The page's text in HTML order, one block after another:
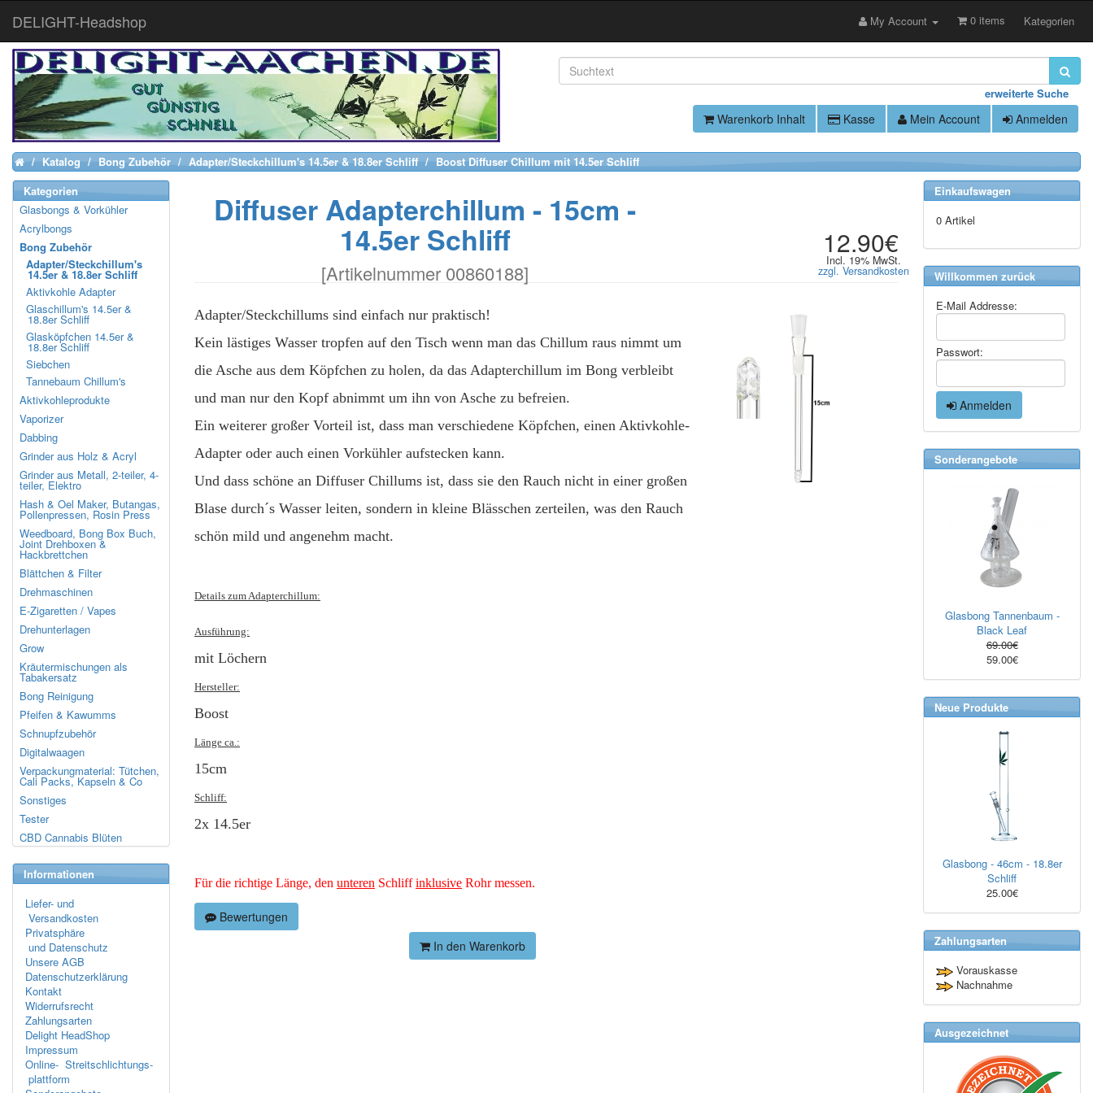
erweiterte Suche
Warenkorb Inhalt Kasse Mein Account Anmelden
HomeKatalog Bong Zubehör Adapter/Steckchillum's 14.5er & 18.8er Schliff Boost Diffuser Chillum mit 14.5er Schliff
Diffuser Adapterchillum - 15cm -
14.5er Schliff
[Artikelnummer 00860188]
12.90€
Incl. 19% MwSt.
zzgl. Versandkosten
Adapter/Steckchillums sind einfach nur praktisch!
Kein lästiges Wasser tropfen auf den Tisch wenn man das Chillum raus nimmt um
die Asche aus dem Köpfchen zu holen, da das Adapterchillum im Bong verbleibt
und man nur den Kopf abnimmt um ihn von Asche zu befreien.
Ein weiterer großer Vorteil ist, dass man verschiedene Köpfchen, einen Aktivkohle-
Adapter oder auch einen Vorkühler aufstecken kann.
Und dass schöne an Diffuser Chillums ist, dass sie den Rauch nicht in einer großen
Blase durch´s Wasser leiten, sondern in kleine Blässchen zerteilen, was den Rauch
schön mild und angenehm macht.
Details zum Adapterchillum:
Ausführung:
mit Löchern
Hersteller:
Boost
Länge ca.:
15cm
Schliff:
2x 14.5er
Für die richtige Länge, den unteren Schliffinklusive Rohr messen.
Bewertungen
In den Warenkorb
Kategorien
Glasbongs & Vorkühler
Acrylbongs
Bong Zubehör
Adapter/Steckchillum's
14.5er & 18.8er Schliff
Aktivkohle Adapter
Glaschillum's 14.5er &
18.8er Schliff
Glasköpfchen 14.5er &
18.8er Schliff
Siebchen
Tannebaum Chillum's
Aktivkohleprodukte
Vaporizer
Dabbing
Grinder aus Holz & Acryl
Grinder aus Metall, 2-teiler, 4-
teiler, Elektro
Hash & Oel Maker, Butangas,
Pollenpressen, Rosin Press
Weedboard, Bong Box Buch,
Joint Drehboxen &
Hackbrettchen
Blättchen & Filter
Drehmaschinen
E-Zigaretten / Vapes
Drehunterlagen
Grow
Kräutermischungen als
Tabakersatz
Bong Reinigung
Pfeifen & Kawumms
Schnupfzubehör
Digitalwaagen
Verpackungmaterial: Tütchen,
Cali Packs, Kapseln & Co
Sonstiges
Tester
CBD Cannabis Blüten
Informationen
Liefer- und
Versandkosten
Privatsphäre
und Datenschutz
Unsere AGB
Datenschutzerklärung
Kontakt
Widerrufsrecht
Zahlungsarten
Delight HeadShop
Impressum
Online- Streitschlichtungs-
plattform
Einkaufswagen
0 Artikel
Willkommen zurück
E-Mail Addresse:
Passwort:
Anmelden
Sonderangebote
Glasbong Tannenbaum -
Black Leaf
69.00€
59.00€
Neue Produkte
Glasbong - 46cm - 18.8er
Schliff
25.00€
Zahlungsarten
Vorauskasse
Nachnahme
Ausgezeichnet
DELIGHT-Headshop My Account 0 items Kategorien